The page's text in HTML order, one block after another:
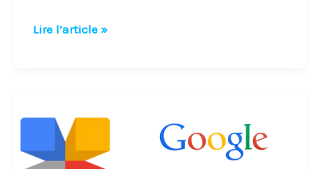
Lire l’article »
–
Business